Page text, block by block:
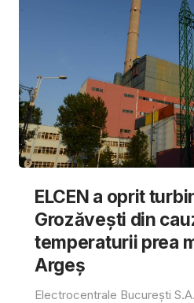
ELCEN a oprit
Grozăvești din
temperaturii prea
Argeș
Electrocentrale București